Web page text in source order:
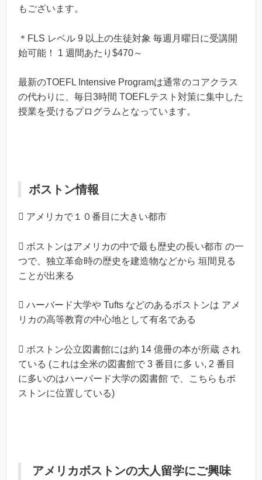
もございます。
＊FLS レベル 9 以上の生徒対象 毎週月曜日に受講開
始可能！ 1 週間あたり$470～
最新のTOEFL Intensive Programは通常のコアクラス
の代わりに、毎日3時間 TOEFLテスト対策に集中した
授業を受けるプログラムとなっています。
ボストン情報
 アメリカで１０番目に大きい都市
 ボストンはアメリカの中で最も歴史の長い都市 の一
つで、独立革命時の歴史を建造物などから 垣間見る
ことが出来る
 ハーバード大学や Tufts などのあるボストンは アメ
リカの高等教育の中心地として有名である
 ボストン公立図書館には約 14 億冊の本が所蔵 され
ている (これは全米の図書館で 3 番目に多 い, 2 番目
に多いのはハーバード大学の図書館 で、こちらもボ
ストンに位置している)
アメリカボストンの大人留学にご興味